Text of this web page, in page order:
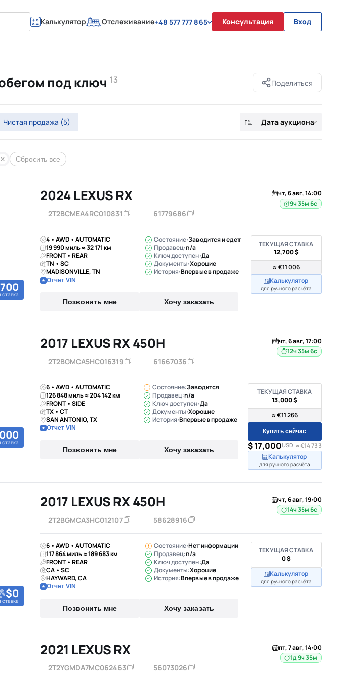
Калькулятор Отслеживание+48 577 777 865 Консультация Вход
под ключ 13 Поделиться
Дата аукциона
Чистая продажа (5)
Сбросить все
ставка
2024 LEXUS RX
2T2BCMEA4RC010831 61779686
чт, 6 авг, 14:00
9ч 35м 5с
4 • AWD • AUTOMATIC
19 990 миль ≈ 32 171 км
FRONT • REAR
TN • SC
MADISONVILLE, TN
Отчет VIN
Состояние:Заводится и едет
Продавец:n/a
Ключ доступен:Да
Документы:Хорошие
История:Впервые в продаже
Позвонить мне Хочу заказать
ТЕКУЩАЯ СТАВКА
12,700 $
≈ €11 006
Калькулятор
для ручного расчёта
ставка
2017 LEXUS RX 450H
2T2BGMCA5HC016319 61667036
чт, 6 авг, 17:00
12ч 35м 5с
6 • AWD • AUTOMATIC
126 848 миль ≈ 204 142 км
FRONT • SIDE
TX • CT
SAN ANTONIO, TX
Отчет VIN
Состояние:Заводится
Продавец:n/a
Ключ доступен:Да
Документы:Хорошие
История:Впервые в продаже
Позвонить мне Хочу заказать
ТЕКУЩАЯ СТАВКА
13,000 $
≈ €11 266
Купить сейчас
$ 17,000USD ≈ €14 733
Калькулятор
для ручного расчёта
$0
ставка
2017 LEXUS RX 450H
2T2BGMCA3HC012107 58628916
чт, 6 авг, 19:00
14ч 35м 5с
6 • AWD • AUTOMATIC
117 864 миль ≈ 189 683 км
FRONT • REAR
CA • SC
HAYWARD, CA
Отчет VIN
Состояние:Нет информации
Продавец:n/a
Ключ доступен:Да
Документы:Хорошие
История:Впервые в продаже
Позвонить мне Хочу заказать
ТЕКУЩАЯ СТАВКА
0 $
Калькулятор
для ручного расчёта
2021 LEXUS RX
2T2YGMDA7MC062463 56073026
пт, 7 авг, 14:00
1д 9ч 35м